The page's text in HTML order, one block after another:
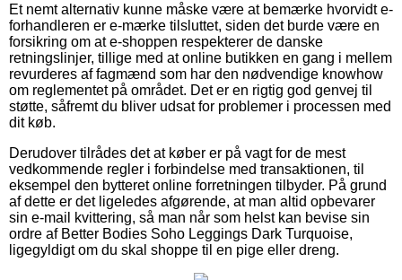
Et nemt alternativ kunne måske være at bemærke hvorvidt e-
forhandleren er e-mærke tilsluttet, siden det burde være en
forsikring om at e-shoppen respekterer de danske
retningslinjer, tillige med at online butikken en gang i mellem
revurderes af fagmænd som har den nødvendige knowhow
om reglementet på området. Det er en rigtig god genvej til
støtte, såfremt du bliver udsat for problemer i processen med
dit køb.
Derudover tilrådes det at køber er på vagt for de mest
vedkommende regler i forbindelse med transaktionen, til
eksempel den bytteret online forretningen tilbyder. På grund
af dette er det ligeledes afgørende, at man altid opbevarer
sin e-mail kvittering, så man når som helst kan bevise sin
ordre af Better Bodies Soho Leggings Dark Turquoise,
ligegyldigt om du skal shoppe til en pige eller dreng.